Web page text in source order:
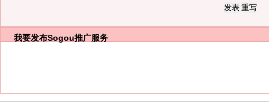
我要发布Sogou推广服务